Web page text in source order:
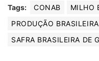
Tags: CONAB
MILHO
PRODUÇÃO
SAFRA BRASILEIRA DE